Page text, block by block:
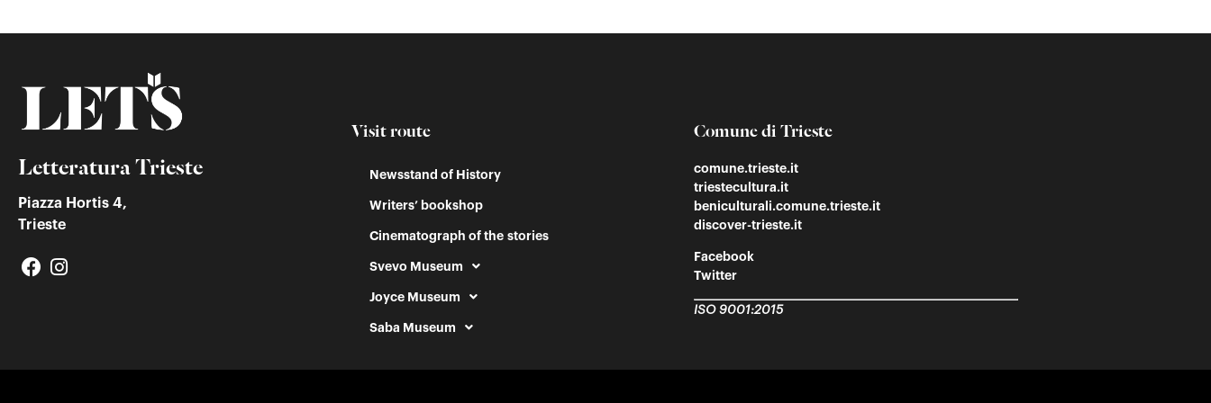
Letteratura Trieste
Piazza Hortis 4,
Trieste
Visit route
Newsstand of History
Writers’ bookshop
Cinematograph of the stories
Svevo Museum
Joyce Museum
Saba Museum
Comune di Trieste
comune.trieste.it
triestecultura.it
beniculturali.comune.trieste.it
discover-trieste.it
Facebook
Twitter
ISO 9001:2015